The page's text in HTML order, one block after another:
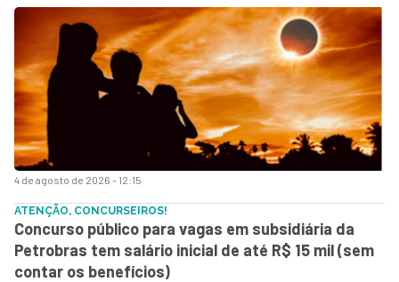
4 de agosto de 2026 - 12:15
ATENÇÃO, CONCURSEIROS!
Concurso público para vagas em subsidiária da
Petrobras tem salário inicial de até R$ 15 mil (sem
contar os benefícios)